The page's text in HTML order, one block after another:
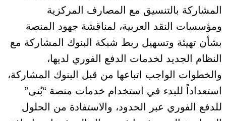
المشاركة بالتنسيق مع المصارف المركزية
ومؤسسات النقد العربية، لمناقشة جهود المنصة
بشأن تهيئة وتسهيل ربط شبكة البنوك المشاركة مع
النظام الجديد لخدمات الدفع الفوري لديها،
والخطوات الواجب اتباعها من قبل البنوك المشاركة،
استعداداً للبدء في استخدام خدمات منصة “بُنى”
للدفع الفوري عبر الحدود، والاستفادة من الحلول